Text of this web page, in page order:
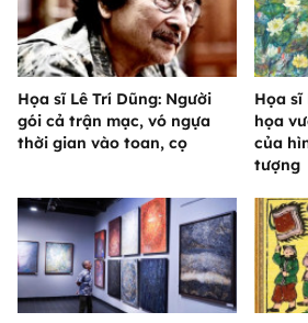
Họa sĩ Lê Trí Dũng: Người
gói cả trận mạc, vó ngựa
thời gian vào toan, cọ
Họa sĩ
họa
của
tượng